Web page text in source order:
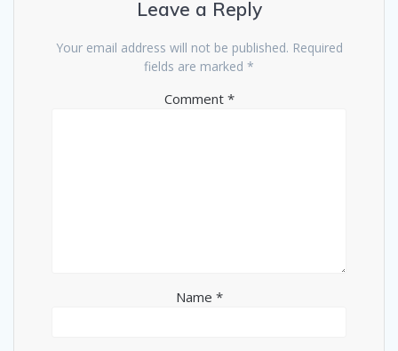
Leave a Reply
Your email address will not be published. Required
fields are marked *
Comment *
Name *